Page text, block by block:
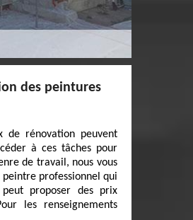
des peintures
de rénovation peuvent
à ces tâches pour
de travail, nous vous
peintre professionnel qui
proposer des prix
les renseignements